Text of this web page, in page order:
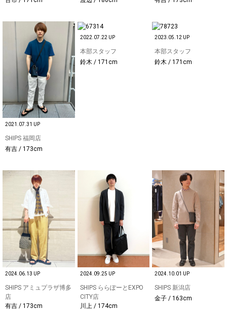
2021.07.31 UP
SHIPS 福岡店
有吉 / 173cm
2022.07.22 UP
本部スタッフ
鈴木 / 171cm
2023.05.12 UP
本部スタッフ
鈴木 / 171cm
2024.06.13 UP
SHIPS アミュプラザ博多
店
有吉 / 173cm
2024.09.25 UP
SHIPS ららぽーとEXPO
CITY店
川上 / 174cm
2024.10.01 UP
SHIPS 新潟店
金子 / 163cm